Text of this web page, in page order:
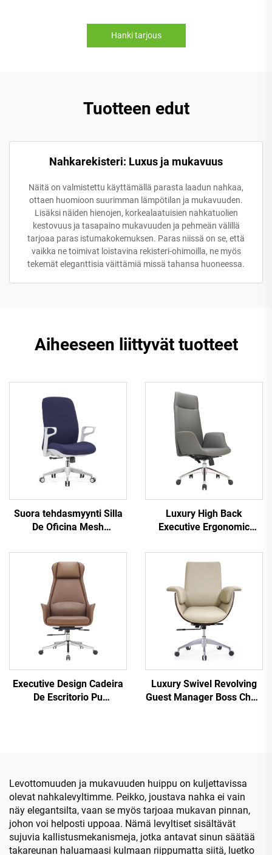
Hanki tarjous
Tuotteen edut
Nahkarekisteri: Luxus ja mukavuus
Näitä on valmistettu käyttämällä parasta laadun nahkaa,
ottaen huomioon suurimman lämpötilan ja mukavuuden.
Lisäksi näiden hienojen, korkealaatuisien nahkatuolien
kestovuus ja tasapaino mukavuuden ja pehmeän välillä
tarjoaa paras istumakokemuksen. Paras niissä on se, että
vaikka ne toimivat loistavina rekisteri-ohimoilla, ne myös
tekemät eleganttisia väittämiä missä tahansa huoneessa.
Aiheeseen liittyvät tuotteet
Suora tehdasmyynti Silla
De Oficina Mesh
Kääntyvä työtuoli
henkilökunnalle
Keskiselkä Tietokoneen
työtuoli
Luxury High Back
Executive Ergonomic
Parhaat Pu-nahkaiset
toimistotullit
Executive Design Cadeira
De Escritorio Pu
Luxury Swivel Revolving
Guest Manager Boss Chair
Levottomuuden ja mukavuuden huippu on kuljettavissa
olevat nahkalevyltimme. Peikko, joustava nahka ei vain
näy elegantsilta, vaan se myös tarjoaa mukavan pinnan,
johon voi helposti uppoaa. Nämä levyltiset sisältävät
sujuvia kallistusmekanismeja, jotka antavat sinun säätää
takareunan haluamaasi kulmaan riippumatta siitä, luetko